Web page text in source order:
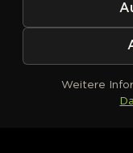
Kein
Weitere